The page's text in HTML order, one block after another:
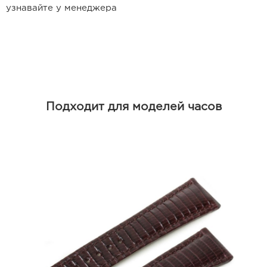
узнавайте у менеджера
Подходит для моделей часов
Ремешки для часов Harry Winston
Ремешки для часов Jaquet Droz
Ремешки для часов Jaeger LeCoultre
Ремешки для часов Longines